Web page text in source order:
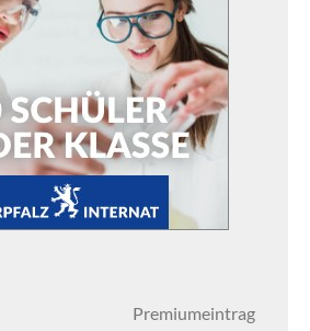
Premiumeintrag